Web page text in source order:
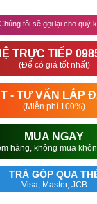
tôi sẽ gọi lại cho quý
TRỰC TIẾP
(Để có giá tốt nhất)
- TƯ VẤN LẮP
(Miễn phí 100%)
MUA NGAY
hàng, không mua
TRẢ GÓP QUA
Visa, Master, JCB